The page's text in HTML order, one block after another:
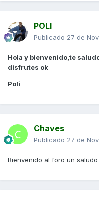
POLI
Publicado 27 de
Hola y bienvenido,te
disfrutes ok
Poli
Chaves
Publicado 27 de
Bienvenido al foro un saludo